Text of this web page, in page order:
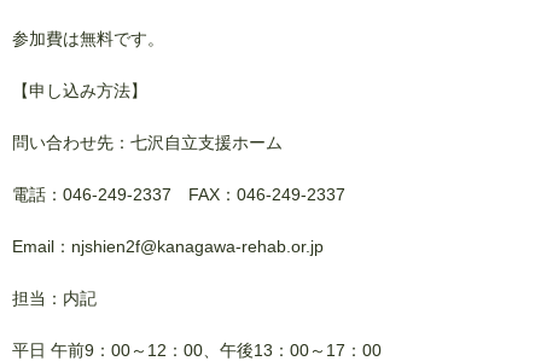
参加費は無料です。
【申し込み方法】
問い合わせ先：七沢自立支援ホーム
電話：046-249-2337 FAX：046-249-2337
Email：njshien2f@kanagawa-rehab.or.jp
担当：内記
平日 午前9：00～12：00、午後13：00～17：00